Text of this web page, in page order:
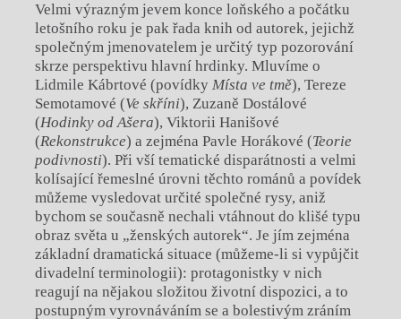
Velmi výrazným jevem konce loňského a počátku
letošního roku je pak řada knih od autorek, jejichž
společným jmenovatelem je určitý typ pozorování
skrze perspektivu hlavní hrdinky. Mluvíme o
Lidmile Kábrtové (povídky Místa ve tmě), Tereze
Semotamové (Ve skříni), Zuzaně Dostálové
(Hodinky od Ašera), Viktorii Hanišové
(Rekonstrukce) a zejména Pavle Horákové (Teorie
podivnosti). Při vší tematické disparátnosti a velmi
kolísající řemeslné úrovni těchto románů a povídek
můžeme vysledovat určité společné rysy, aniž
bychom se současně nechali vtáhnout do klišé typu
obraz světa u „ženských autorek“. Je jím zejména
základní dramatická situace (můžeme-li si vypůjčit
divadelní terminologii): protagonistky v nich
reagují na nějakou složitou životní dispozici, a to
postupným vyrovnáváním se a bolestivým zráním